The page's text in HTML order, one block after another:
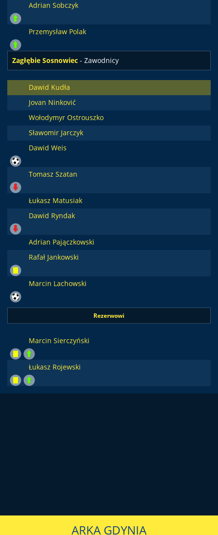
Adrian Sobczyk
Przemysław Polak
Zagłębie Sosnowiec - Zawodnicy
Dawid Kudła
Jovan Ninković
Wołodymyr Ostrouszko
Sławomir Jarczyk
Dawid Weis
Tomasz Szatan
Łukasz Matusiak
Dawid Ryndak
Adrian Pajączkowski
Rafał Jankowski
Marcin Lachowski
Rezerwowi
Marcin Sierczyński
Łukasz Rojewski
ARKA GDYNIA